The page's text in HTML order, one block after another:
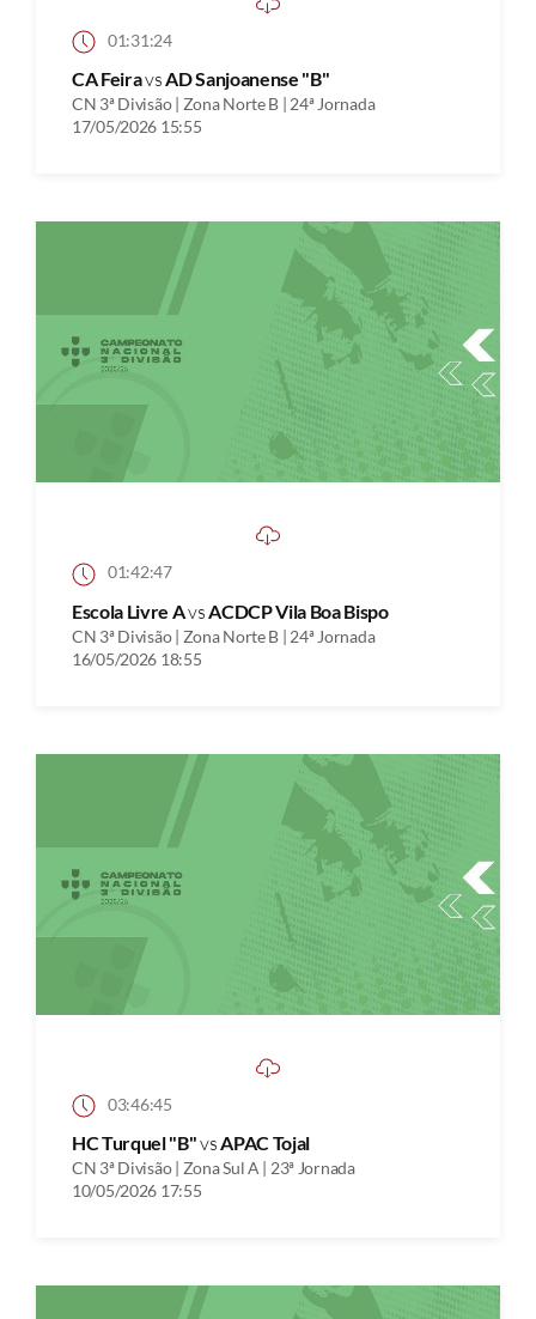
01:31:24
CA FeiravsAD Sanjoanense "B"
CN 3ª Divisão | Zona Norte B | 24ª Jornada
17/05/2026 15:55
01:42:47
Escola Livre AvsACDCP Vila Boa Bispo
CN 3ª Divisão | Zona Norte B | 24ª Jornada
16/05/2026 18:55
03:46:45
HC Turquel "B"vsAPAC Tojal
CN 3ª Divisão | Zona Sul A | 23ª Jornada
10/05/2026 17:55